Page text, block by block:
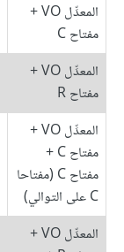
المعدِّل VO +
مفتاح C
المعدِّل VO +
مفتاح R
المعدِّل VO +
مفتاح C +
مفتاح C (مفتاحا
C على التوالي)
المعدِّل VO +